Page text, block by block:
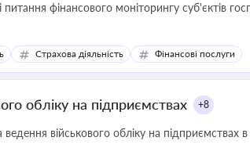
питання фінансового моніторингу суб'єктів
Страхова діяльність Фінансові послуги
обліку на підприємствах +8
ведення військового обліку на підприємствах